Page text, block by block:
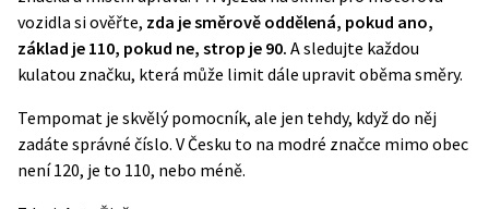
vozidla si ověřte, zda je směrově oddělená, pokud ano,
základ je 110, pokud ne, strop je 90. A sledujte každou
kulatou značku, která může limit dále upravit oběma směry.
Tempomat je skvělý pomocník, ale jen tehdy, když do něj
zadáte správné číslo. V Česku to na modré značce mimo obec
není 120, je to 110, nebo méně.